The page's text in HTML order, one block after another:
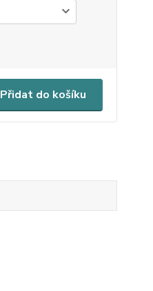
Přidat do košíku